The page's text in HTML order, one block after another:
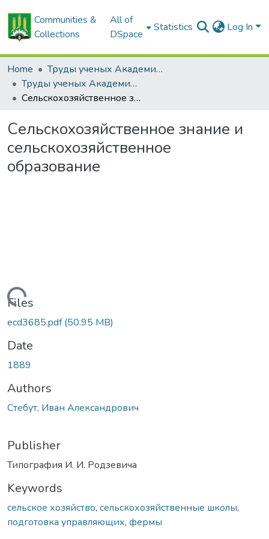
Communities &
Collections
All of
DSpace
Statistics Log In
Home
Труды ученых Академии (1855-1971)
Труды ученых Академии (1855-1971)
Сельскохозяйственное знание и сельскохозяйственное образование
Сельскохозяйственное знание и
сельскохозяйственное
образование
Loading...
Files
ecd3685.pdf(50.95 MB)
Date
1889
Authors
Стебут, Иван Александрович
Publisher
Типография И. И. Родзевича
Keywords
сельское хозяйство, сельскохозяйственные школы,
подготовка управляющих, фермы